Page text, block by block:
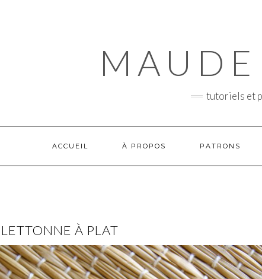
tutoriels et
ACCUEIL À PROPOS PATRONS
À PLAT